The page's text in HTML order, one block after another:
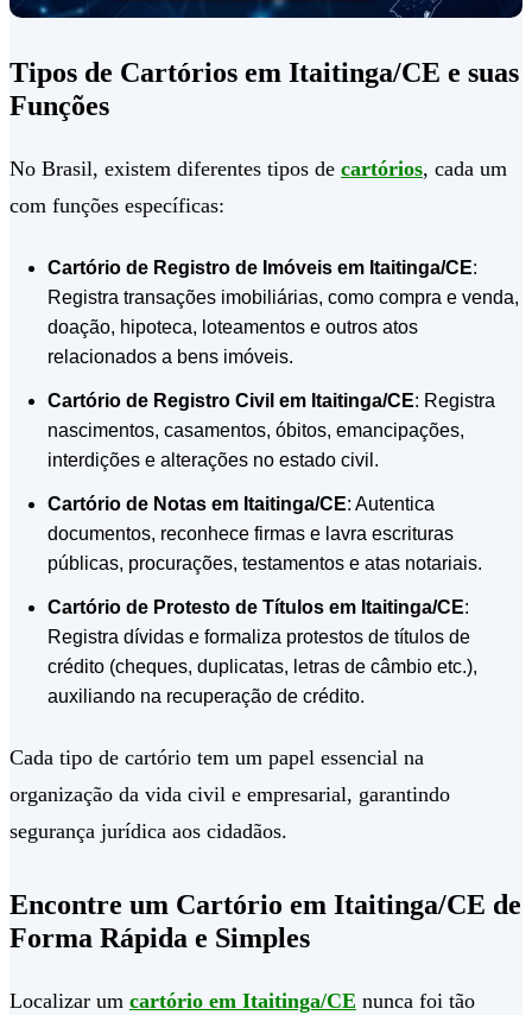
Tipos de Cartórios em Itaitinga/CE e suas
Funções
No Brasil, existem diferentes tipos de cartórios, cada um
com funções específicas:
Cartório de Registro de Imóveis em Itaitinga/CE:
Registra transações imobiliárias, como compra e venda,
doação, hipoteca, loteamentos e outros atos
relacionados a bens imóveis.
Cartório de Registro Civil em Itaitinga/CE: Registra
nascimentos, casamentos, óbitos, emancipações,
interdições e alterações no estado civil.
Cartório de Notas em Itaitinga/CE: Autentica
documentos, reconhece firmas e lavra escrituras
públicas, procurações, testamentos e atas notariais.
Cartório de Protesto de Títulos em Itaitinga/CE:
Registra dívidas e formaliza protestos de títulos de
crédito (cheques, duplicatas, letras de câmbio etc.),
auxiliando na recuperação de crédito.
Cada tipo de cartório tem um papel essencial na
organização da vida civil e empresarial, garantindo
segurança jurídica aos cidadãos.
Encontre um Cartório em Itaitinga/CE de
Forma Rápida e Simples
Localizar um cartório em Itaitinga/CE nunca foi tão